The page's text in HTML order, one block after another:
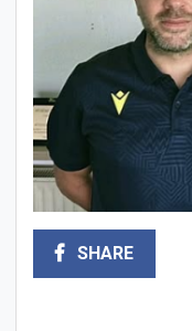
SHARE